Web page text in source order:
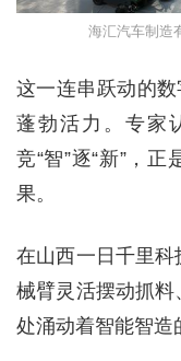
海汇汽车制造
这一连串跃动的数
蓬勃活力。专家
竞“智”逐“新”，
果。
在山西一日千里
械臂灵活摆动抓
处涌动着智能智造